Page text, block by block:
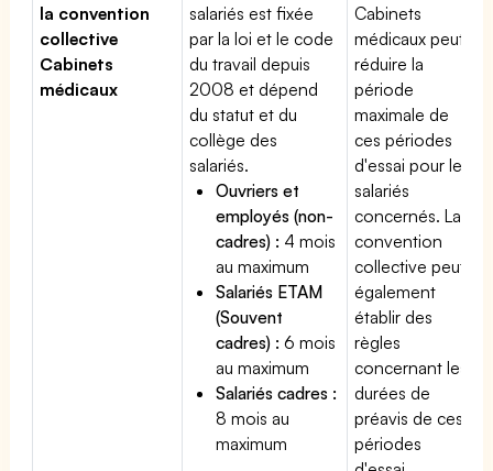
la convention
collective
Cabinets
médicaux
salariés est fixée
par la loi et le code
du travail depuis
2008 et dépend
du statut et du
collège des
salariés.
Ouvriers et
employés (non-
cadres) : 4 mois
au maximum
Salariés ETAM
(Souvent
cadres) : 6 mois
au maximum
Salariés cadres :
8 mois au
maximum
Cabinets
médicaux peut
réduire la
période
maximale de
ces périodes
d'essai pour les
salariés
concernés. La
convention
collective peut
également
établir des
règles
concernant les
durées de
préavis de ces
périodes